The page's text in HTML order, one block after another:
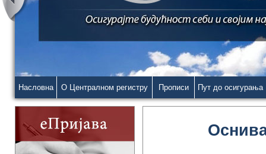
Насловна О Централном регистру Прописи Пут до осигурања